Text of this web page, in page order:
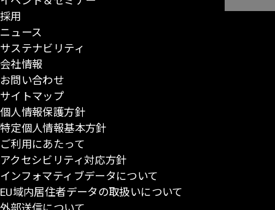
採用
ニュース
サステナビリティ
会社情報
お問い合わせ
サイトマップ
個人情報保護方針
特定個人情報基本方針
ご利用にあたって
アクセシビリティ対応方針
インフォマティブデータについて
EU域内居住者データの取扱いについて